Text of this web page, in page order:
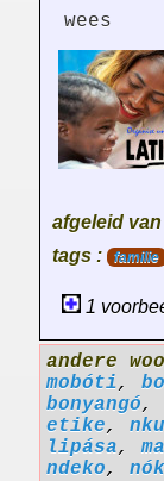
wees
afgeleid
tags :
familie
1
andere
mobóti,
bonyangó,
etike,
lipása,
ndeko,